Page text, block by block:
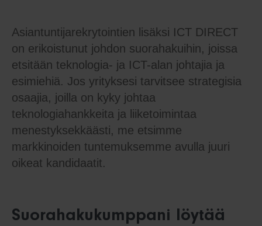
Asiantuntijarekrytointien lisäksi ICT DIRECT
on erikoistunut johdon suorahakuihin, joissa
etsitään teknologia- ja ICT-alan johtajia ja
esimiehiä. Jos yrityksesi tarvitsee strategisia
osaajia, joilla on kyky johtaa
teknologiahankkeita ja liiketoimintaa
menestyksekkäästi, me etsimme
markkinoiden tuntemuksemme avulla juuri
oikeat kandidaatit.
Suorahakukumppani löytää